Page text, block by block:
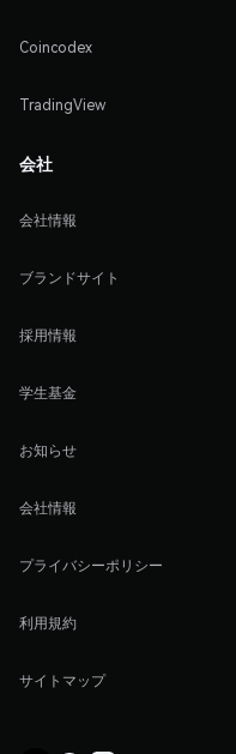
Coincodex
TradingView
会社
会社情報
ブランドサイト
採用情報
学生基金
お知らせ
会社情報
プライバシーポリシー
利用規約
サイトマップ